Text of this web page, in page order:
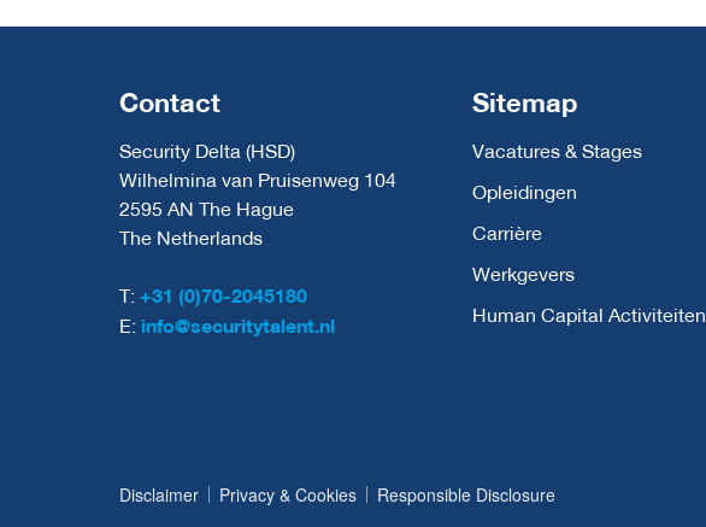
Contact
Security Delta (HSD)
Wilhelmina van Pruisenweg 104
2595 AN The Hague
The Netherlands
T: +31 (0)70-2045180
E: info@securitytalent.nl
Sitemap
Vacatures & Stages
Opleidingen
Carrière
Werkgevers
Human Capital Activiteiten
Disclaimer Privacy & Cookies Responsible Disclosure